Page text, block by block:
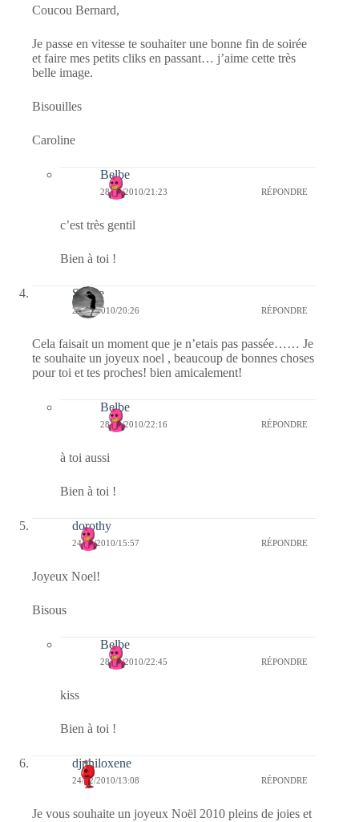
Coucou Bernard,
Je passe en vitesse te souhaiter une bonne fin de soirée
et faire mes petits cliks en passant… j’aime cette très
belle image.
Bisouilles
Caroline
Belbe
28/12/2010/21:23 RÉPONDRE
c’est très gentil
Bien à toi !
Sylvie
24/12/2010/20:26 RÉPONDRE
Cela faisait un moment que je n’etais pas passée…… Je
te souhaite un joyeux noel , beaucoup de bonnes choses
pour toi et tes proches! bien amicalement!
Belbe
28/12/2010/22:16 RÉPONDRE
à toi aussi
Bien à toi !
dorothy
24/12/2010/15:57 RÉPONDRE
Joyeux Noel!
Bisous
Belbe
28/12/2010/22:45 RÉPONDRE
kiss
Bien à toi !
djphiloxene
24/12/2010/13:08 RÉPONDRE
Je vous souhaite un joyeux Noël 2010 pleins de joies et